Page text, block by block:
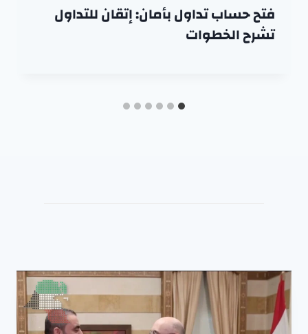
فتح حساب تداول بأمان: إتقان للتداول
تشرح الخطوات